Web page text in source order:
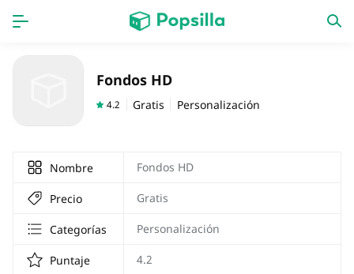
Novedades
Fondos HD
4.2 Gratis Personalización
Nombre Fondos HD
Precio Gratis
Categorías Personalización
Puntaje 4.2